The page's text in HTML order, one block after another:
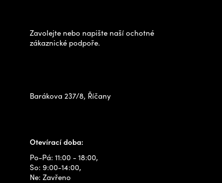
Zavolejte nebo napište naší ochotné
zákaznické podpoře.
Barákova 237/8, Říčany
Otevírací doba:
Po-Pá: 11:00 - 18:00,
So: 9:00-14:00,
Ne: Zavřeno